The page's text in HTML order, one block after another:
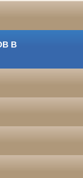
В